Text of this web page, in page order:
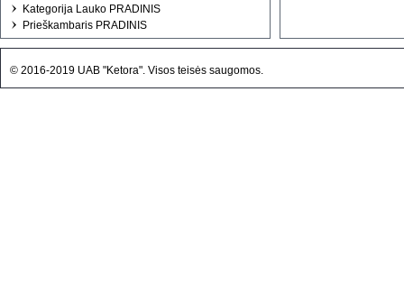
Kategorija Lauko PRADINIS
Prieškambaris PRADINIS
© 2016-2019 UAB "Ketora". Visos teisės saugomos.